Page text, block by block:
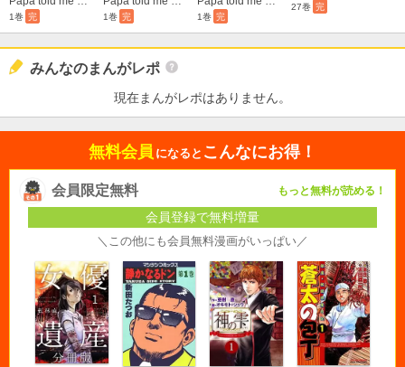
1巻 完 1巻 完 1巻 完
27巻 完
みんなのまんがレポ
現在まんがレポはありません。
無料会員 になると こんなにお得！
会員限定無料 もっと無料が読める！
会員登録で無料増量
＼この他にも会員無料漫画がいっぱい／